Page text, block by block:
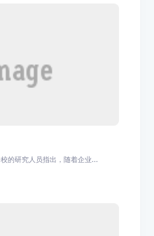
的研究人员指出，随着企业...